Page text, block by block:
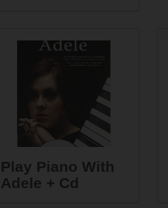
Play Piano With
Adele + Cd